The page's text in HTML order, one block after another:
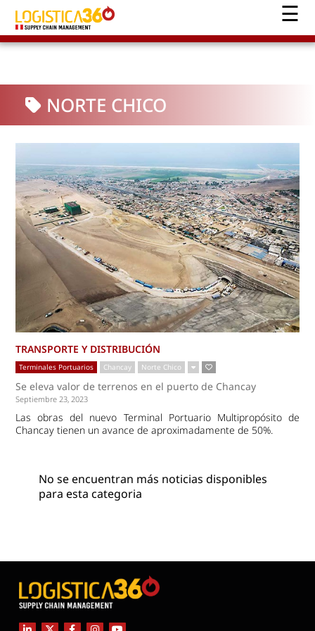
NORTE CHICO
TRANSPORTE Y DISTRIBUCIÓN
Terminales Portuarios Chancay Norte Chico
Se eleva valor de terrenos en el puerto de Chancay
Septiembre 23, 2023
Las obras del nuevo Terminal Portuario Multipropósito de
Chancay tienen un avance de aproximadamente de 50%.
No se encuentran más noticias disponibles
para esta categoria